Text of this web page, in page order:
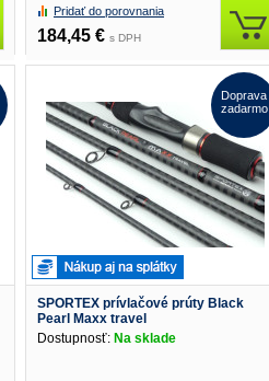
Pridať do porovnania
184,45 € s DPH
SPORTEX prívlačové prúty Black
Pearl Maxx travel
Dostupnosť: Na sklade
Doprava
zadarmo